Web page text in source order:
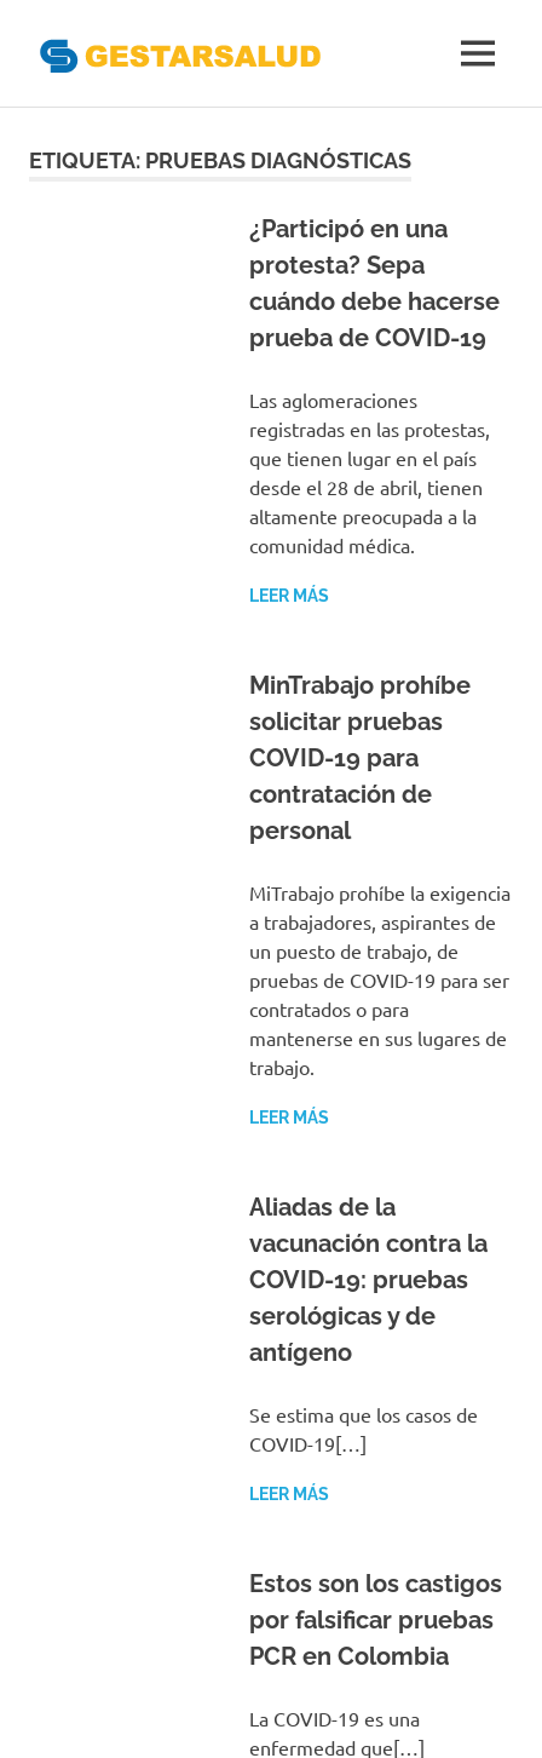
Gestoras
MENÚ
ETIQUETA: PRUEBAS DIAGNÓSTICAS
¿Participó en una
protesta? Sepa
cuándo debe hacerse
prueba de COVID-19
Las aglomeraciones
registradas en las protestas,
que tienen lugar en el país
desde el 28 de abril, tienen
altamente preocupada a la
comunidad médica.
LEER MÁS
MinTrabajo prohíbe
solicitar pruebas
COVID-19 para
contratación de
personal
MiTrabajo prohíbe la exigencia
a trabajadores, aspirantes de
un puesto de trabajo, de
pruebas de COVID-19 para ser
contratados o para
mantenerse en sus lugares de
trabajo.
LEER MÁS
Aliadas de la
vacunación contra la
COVID-19: pruebas
serológicas y de
antígeno
Se estima que los casos de
COVID-19[…]
LEER MÁS
Estos son los castigos
por falsificar pruebas
PCR en Colombia
La COVID-19 es una
enfermedad que[…]